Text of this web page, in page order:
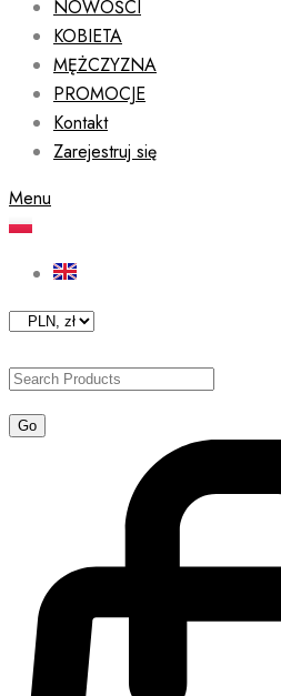
NOWOŚCI
KOBIETA
MĘŻCZYZNA
PROMOCJE
Kontakt
Zarejestruj się
Menu